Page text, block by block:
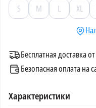
S
M L XL
Бесплатная доставка
Безопасная оплата на
Характеристики